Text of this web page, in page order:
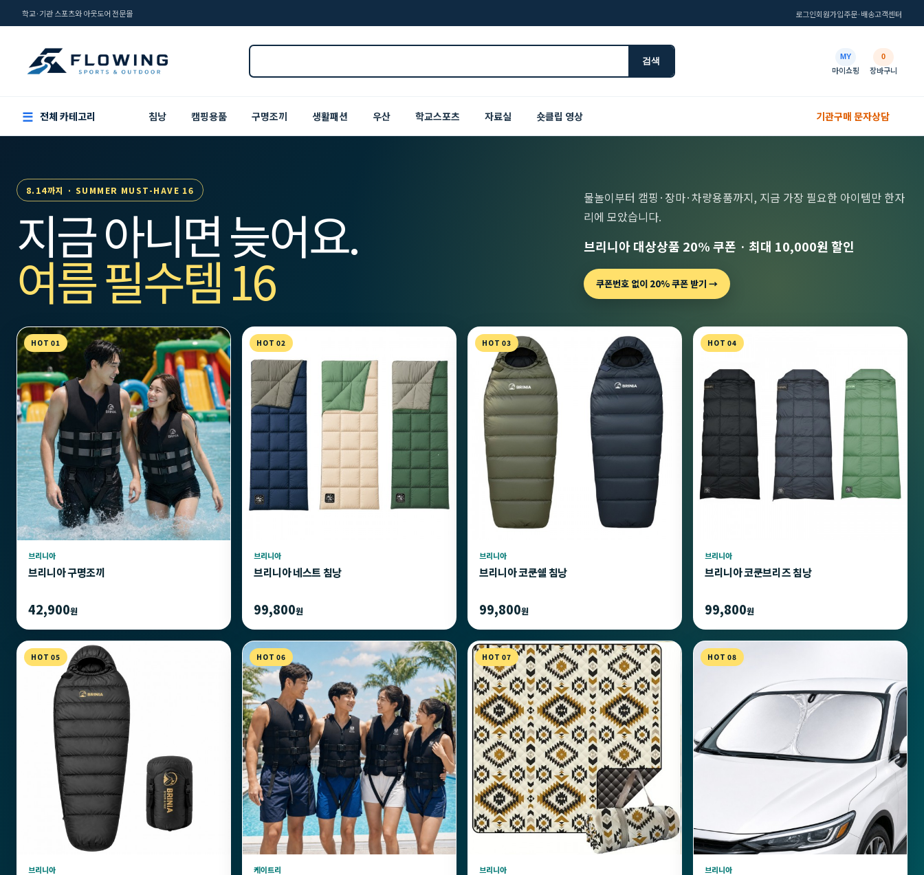
학교·기관 스포츠와 아웃도어 전문몰 로그인회원가입주문·배송고객센터
검색 MY
마이쇼핑
0
장바구니
☰ 전체 카테고리 침낭 캠핑용품 구명조끼 생활패션 우산 학교스포츠 자료실 숏클립 영상 기관구매 문자상담
8.14까지 · SUMMER MUST-HAVE 16
지금 아니면 늦어요.
여름 필수템 16
물놀이부터 캠핑·장마·차량용품까지, 지금 가장 필요한 아이템만 한자
리에 모았습니다.
브리니아 대상상품 20% 쿠폰 · 최대 10,000원 할인
쿠폰번호 없이 20% 쿠폰 받기 →
HOT 01
브리니아
브리니아 구명조끼
42,900원
HOT 02
브리니아
브리니아 네스트 침낭
99,800원
HOT 03
브리니아
브리니아 코쿤쉘 침낭
99,800원
HOT 04
브리니아
브리니아 코쿤브리즈 침낭
99,800원
HOT 05
브리니아
HOT 06
케이트리
HOT 07
브리니아
HOT 08
브리니아